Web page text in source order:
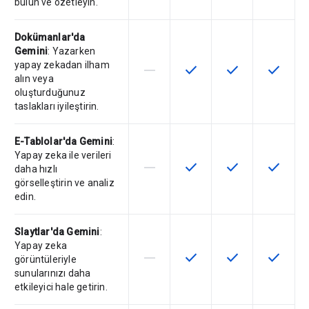
bulun ve özetleyin.
Dokümanlar'da
Gemini: Yazarken
yapay zekadan ilham
alın veya
oluşturduğunuz
taslakları iyileştirin.
Bu özellik söz konusu SKU
horizontal_rule Bu özellik SKU'da
check Bu özellik
check Bu
check
E-Tablolar'da Gemini:
Yapay zeka ile verileri
daha hızlı
görselleştirin ve analiz
edin.
Bu özellik söz konusu SKU
horizontal_rule Bu özellik SKU'da
check Bu özellik
check Bu
check
Slaytlar'da Gemini:
Yapay zeka
görüntüleriyle
sunularınızı daha
etkileyici hale getirin.
Bu özellik söz konusu SKU
horizontal_rule Bu özellik SKU'da
check Bu özellik
check Bu
check